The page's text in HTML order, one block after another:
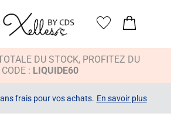
DU STOCK, PROFITEZ DU
CODE : LIQUIDE60
frais pour vos achats. En savoir plus